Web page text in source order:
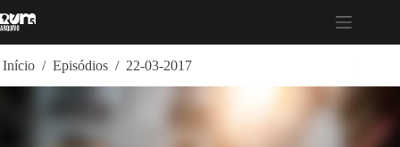
para
Início / Episódios / 22-03-2017